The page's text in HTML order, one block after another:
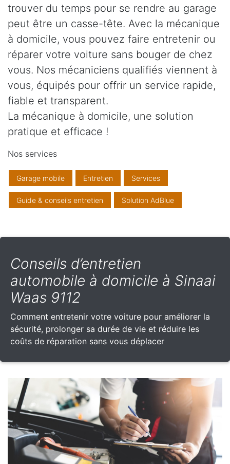
trouver du temps pour se rendre au garage
peut être un casse-tête. Avec la mécanique
à domicile, vous pouvez faire entretenir ou
réparer votre voiture sans bouger de chez
vous. Nos mécaniciens qualifiés viennent à
vous, équipés pour offrir un service rapide,
fiable et transparent.
La mécanique à domicile, une solution
pratique et efficace !
Nos services
Garage mobile Entretien Services
Guide & conseils entretien Solution AdBlue
Conseils d’entretien
automobile à domicile à Sinaai
Waas 9112
Comment entretenir votre voiture pour améliorer la
sécurité, prolonger sa durée de vie et réduire les
coûts de réparation sans vous déplacer